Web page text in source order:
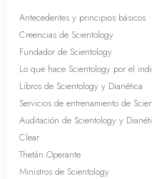
Antecedentes y principios básicos
Creencias de Scientology
Fundador de Scientology
Lo que hace Scientology por el
Libros de Scientology y Dianética
Servicios de entrenamiento de
Auditación de Scientology y
Clear
Thetán Operante
Ministros de Scientology